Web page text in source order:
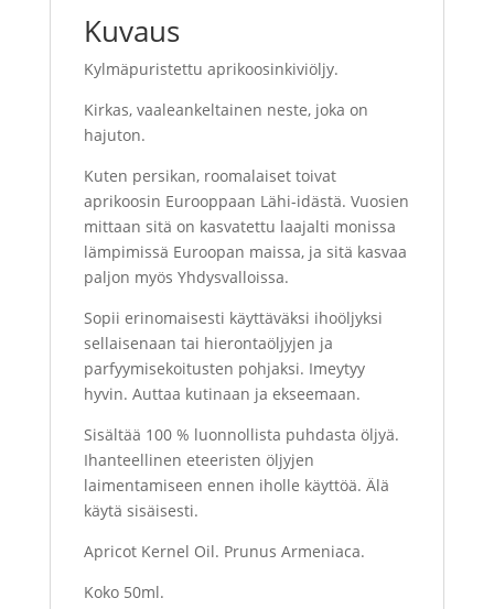
Kuvaus
Kylmäpuristettu aprikoosinkiviöljy.
Kirkas, vaaleankeltainen neste, joka on
hajuton.
Kuten persikan, roomalaiset toivat
aprikoosin Eurooppaan Lähi-idästä. Vuosien
mittaan sitä on kasvatettu laajalti monissa
lämpimissä Euroopan maissa, ja sitä kasvaa
paljon myös Yhdysvalloissa.
Sopii erinomaisesti käyttäväksi ihoöljyksi
sellaisenaan tai hierontaöljyjen ja
parfyymisekoitusten pohjaksi. Imeytyy
hyvin. Auttaa kutinaan ja ekseemaan.
Sisältää 100 % luonnollista puhdasta öljyä.
Ihanteellinen eteeristen öljyjen
laimentamiseen ennen iholle käyttöä. Älä
käytä sisäisesti.
Apricot Kernel Oil. Prunus Armeniaca.
Koko 50ml.